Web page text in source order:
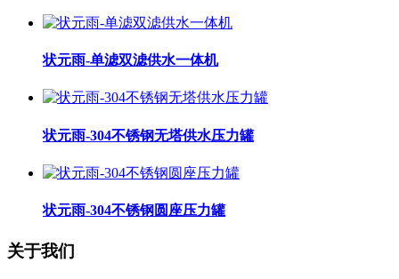
状元雨-单滤双滤供水一体机
状元雨-304不锈钢无塔供水压力罐
状元雨-304不锈钢圆座压力罐
关于我们